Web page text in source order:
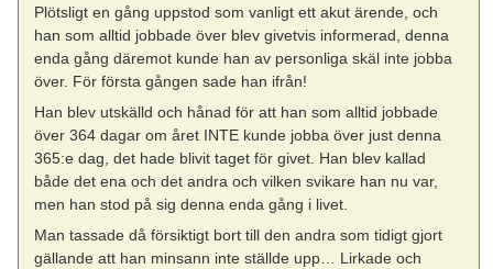
Plötsligt en gång uppstod som vanligt ett akut ärende, och
han som alltid jobbade över blev givetvis informerad, denna
enda gång däremot kunde han av personliga skäl inte jobba
över. För första gången sade han ifrån!
Han blev utskälld och hånad för att han som alltid jobbade
över 364 dagar om året INTE kunde jobba över just denna
365:e dag, det hade blivit taget för givet. Han blev kallad
både det ena och det andra och vilken svikare han nu var,
men han stod på sig denna enda gång i livet.
Man tassade då försiktigt bort till den andra som tidigt gjort
gällande att han minsann inte ställde upp… Lirkade och